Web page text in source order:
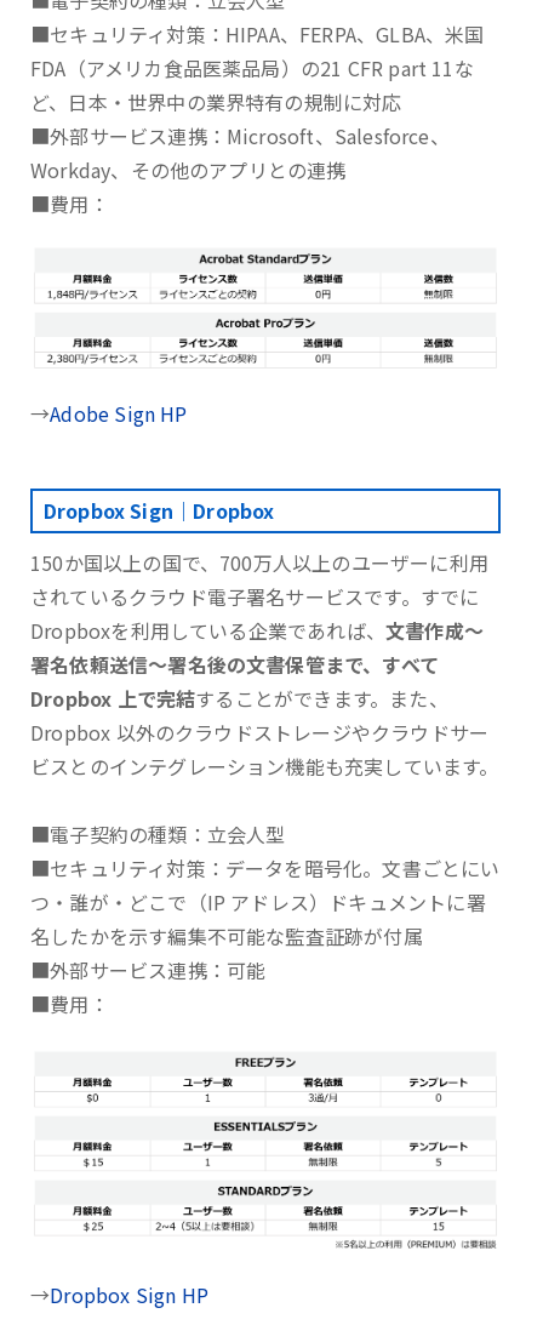
■セキュリティ対策：HIPAA、FERPA、GLBA、⽶国
FDA（アメリカ⾷品医薬品局）の21 CFR part 11な
ど、日本・世界中の業界特有の規制に対応
■外部サービス連携：Microsoft、Salesforce、
Workday、その他のアプリとの連携
■費用：
→Adobe Sign HP
Dropbox Sign｜Dropbox
150か国以上の国で、700万人以上のユーザーに利用
されているクラウド電子署名サービスです。すでに
Dropboxを利用している企業であれば、 文書作成～
署名依頼送信～署名後の文書保管まで、すべて
Dropbox 上で完結することができます。また、
Dropbox 以外のクラウドストレージやクラウドサー
ビスとのインテグレーション機能も充実しています。
■電子契約の種類：立会人型
■セキュリティ対策：データを暗号化。文書ごとにい
つ・誰が・どこで（IP アドレス）ドキュメントに署
名したかを示す編集不可能な監査証跡が付属
■外部サービス連携：可能
■費用：
→Dropbox Sign HP